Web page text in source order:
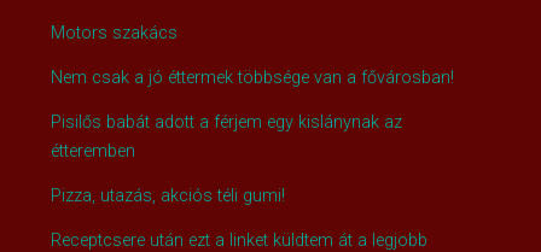
Motors szakács
Nem csak a jó éttermek többsége van a fővárosban!
Pisilős babát adott a férjem egy kislánynak az
étteremben
Pizza, utazás, akciós téli gumi!
Receptcsere után ezt a linket küldtem át a legjobb